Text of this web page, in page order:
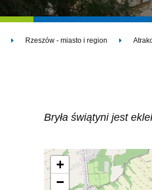
Rzeszów - miasto i region
Bryła świątyni jest
+
−